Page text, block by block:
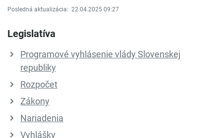
Posledná aktualizácia: 22.04.2025 09:27
Legislatíva
Programové vyhlásenie vlády Slovenskej
republiky
Rozpočet
Zákony
Nariadenia
Vyhlášky